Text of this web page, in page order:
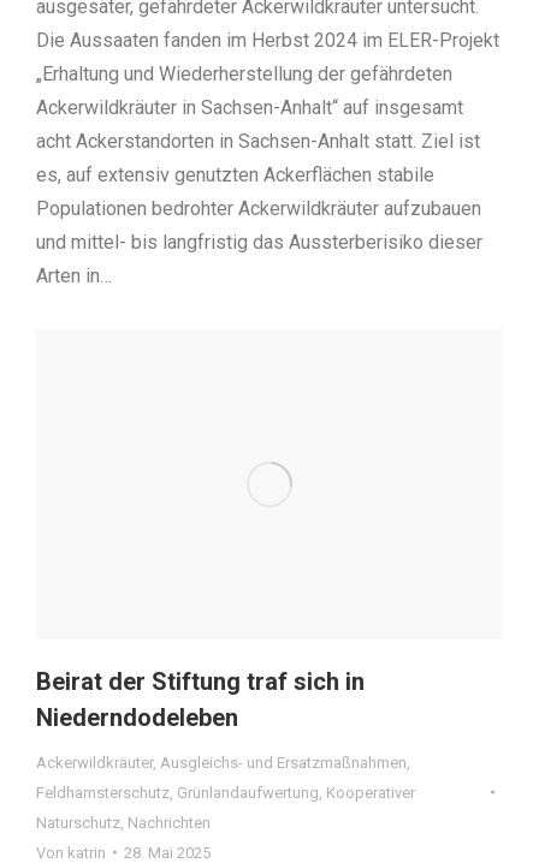
ausgesäter, gefährdeter Ackerwildkräuter untersucht.
Die Aussaaten fanden im Herbst 2024 im ELER-Projekt
„Erhaltung und Wiederherstellung der gefährdeten
Ackerwildkräuter in Sachsen-Anhalt“ auf insgesamt
acht Ackerstandorten in Sachsen-Anhalt statt. Ziel ist
es, auf extensiv genutzten Ackerflächen stabile
Populationen bedrohter Ackerwildkräuter aufzubauen
und mittel- bis langfristig das Aussterberisiko dieser
Arten in…
Beirat der Stiftung traf sich in
Niederndodeleben
Ackerwildkräuter, Ausgleichs- und Ersatzmaßnahmen
Feldhamsterschutz Grünlandaufwertung Kooperativer
Naturschutz Nachrichten
Von katrin 28. Mai 2025